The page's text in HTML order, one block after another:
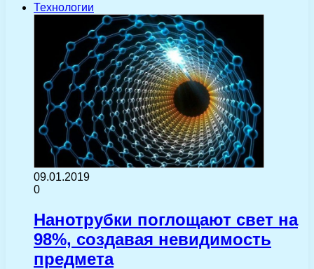
Технологии
09.01.2019
0
Нанотрубки поглощают свет на
98%, создавая невидимость
предмета